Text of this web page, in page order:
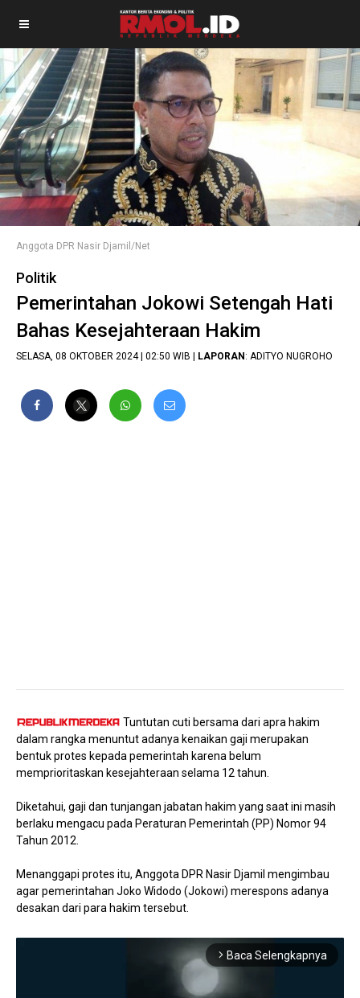
Anggota DPR Nasir Djamil/Net
Politik
Pemerintahan Jokowi Setengah Hati
Bahas Kesejahteraan Hakim
SELASA, 08 OKTOBER 2024 | 02:50 WIB | LAPORAN: ADITYO NUGROHO
Tuntutan cuti bersama dari apra hakim
dalam rangka menuntut adanya kenaikan gaji merupakan
bentuk protes kepada pemerintah karena belum
memprioritaskan kesejahteraan selama 12 tahun.
Diketahui, gaji dan tunjangan jabatan hakim yang saat ini masih
berlaku mengacu pada Peraturan Pemerintah (PP) Nomor 94
Tahun 2012.
Menanggapi protes itu, Anggota DPR Nasir Djamil mengimbau
agar pemerintahan Joko Widodo (Jokowi) merespons adanya
desakan dari para hakim tersebut.
arrow_forward_ios Baca Selengkapnya